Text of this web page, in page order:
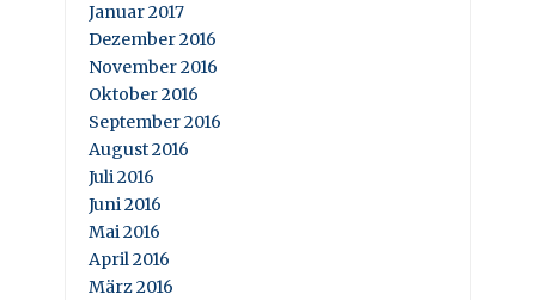
Januar 2017
Dezember 2016
November 2016
Oktober 2016
September 2016
August 2016
Juli 2016
Juni 2016
Mai 2016
April 2016
März 2016